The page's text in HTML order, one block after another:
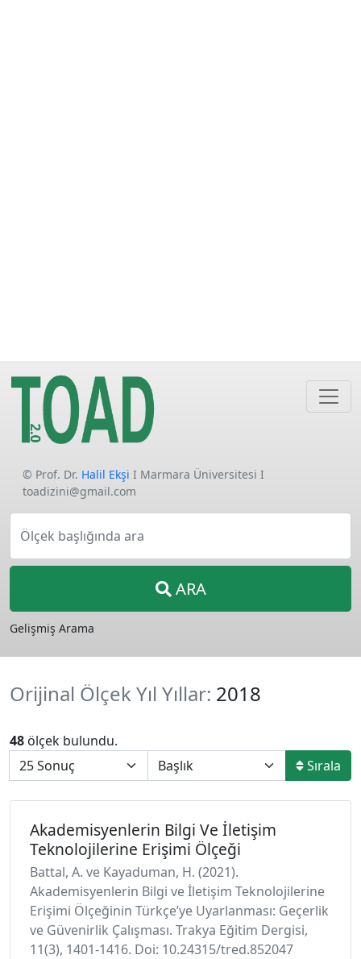
© Prof. Dr. Halil Ekşi I Marmara Üniversitesi I
toadizini@gmail.com
Ölçek başlığında ara
ARA
Gelişmiş Arama
Orijinal Ölçek Yıl Yıllar: 2018
48 ölçek bulundu.
Sırala
Akademisyenlerin Bilgi Ve İletişim
Teknolojilerine Erişimi Ölçeği
Battal, A. ve Kayaduman, H. (2021).
Akademisyenlerin Bilgi ve İletişim Teknolojilerine
Erişimi Ölçeğinin Türkçe’ye Uyarlanması: Geçerlik
ve Güvenirlik Çalışması. Trakya Eğitim Dergisi,
11(3), 1401-1416. Doi: 10.24315/tred.852047